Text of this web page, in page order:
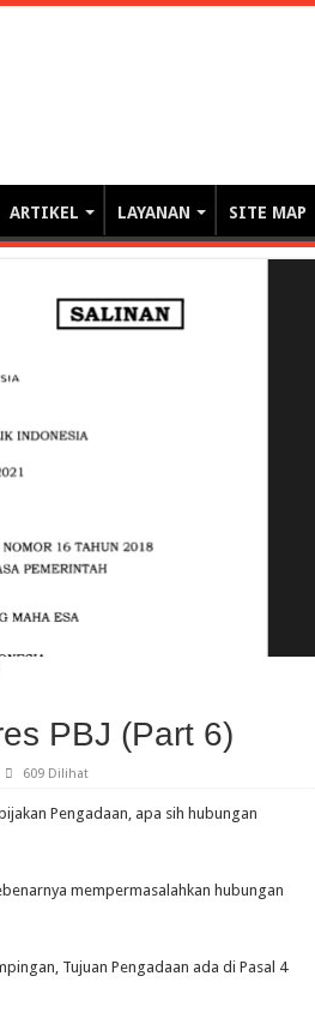
ARTIKEL LAYANAN SITE MAP
PBJ (Part 6)
609 Dilihat
Pengadaan, apa sih hubungan
mempermasalahkan hubungan
Tujuan Pengadaan ada di Pasal 4